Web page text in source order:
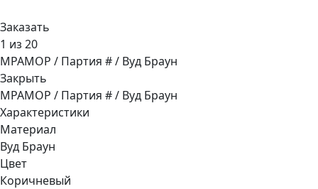
Заказать
1 из 20
МРАМОР / Партия # / Вуд Браун
Закрыть
МРАМОР / Партия # / Вуд Браун
Характеристики
Материал
Вуд Браун
Цвет
Коричневый